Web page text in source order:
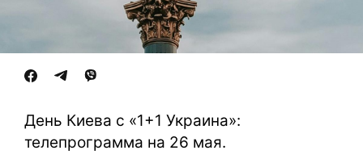
День Киева с «1+1 Украина»:
телепрограмма на 26 мая.